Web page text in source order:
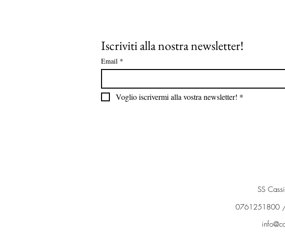
Iscriviti alla nostra newsletter!
Email *
Voglio iscrivermi alla vostra newsletter! *
SS
0761251800